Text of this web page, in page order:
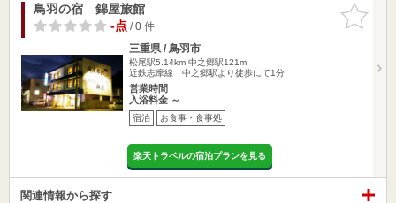
お気に入
りに追加
鳥羽の宿 錦屋旅館
-点/ 0 件
三重県 / 鳥羽市
松尾駅5.14km 中之郷駅121m
近鉄志摩線 中之郷駅より徒歩にて1分
営業時間
入浴料金 ～
宿泊 お食事・食事処
楽天トラベルの宿泊プランを見る
関連情報から探す